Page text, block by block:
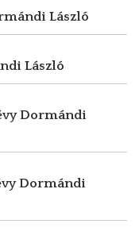
László
László
Dormándi
Dormándi